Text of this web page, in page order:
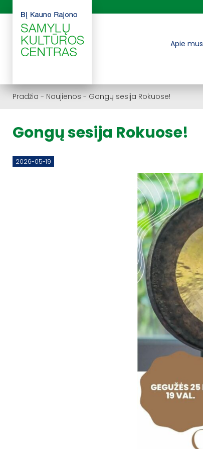
Apie mus
Pradžia - Naujienos - Gongų sesija Rokuose!
Gongų sesija Rokuose!
2026-05-19